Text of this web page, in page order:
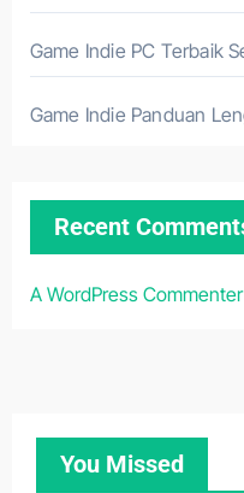
Game Indie PC Terbaik
Game Indie Panduan
Recent
A WordPress Commenter
You Missed